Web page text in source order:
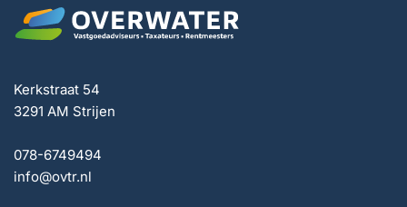
Kerkstraat 54
3291 AM Strijen
078-6749494
info@ovtr.nl